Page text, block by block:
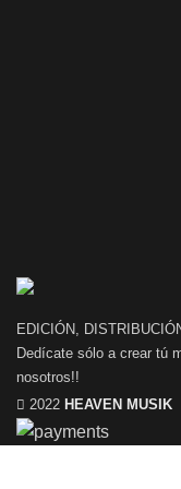
EDICIÓN,
Dedícate sólo a crear tú
nosotros!!
2022 HEAVEN MUSIK